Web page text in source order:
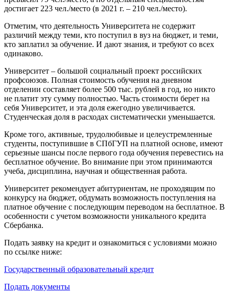
достигает 223 чел./место (в 2021 г. – 210 чел./место).
Отметим, что деятельность Университета не содержит
различий между теми, кто поступил в вуз на бюджет, и теми,
кто заплатил за обучение. И дают знания, и требуют со всех
одинаково.
Университет – большой социальный проект российских
профсоюзов. Полная стоимость обучения на дневном
отделении составляет более 500 тыс. рублей в год, но никто
не платит эту сумму полностью. Часть стоимости берет на
себя Университет, и эта доля ежегодно увеличивается.
Студенческая доля в расходах систематически уменьшается.
Кроме того, активные, трудолюбивые и целеустремленные
студенты, поступившие в СПбГУП на платной основе, имеют
серьезные шансы после первого года обучения перевестись на
бесплатное обучение. Во внимание при этом принимаются
учеба, дисциплина, научная и общественная работа.
Университет рекомендует абитуриентам, не проходящим по
конкурсу на бюджет, обдумать возможность поступления на
платное обучение с последующим переводом на бесплатное. В
особенности с учетом возможности уникального кредита
Сбербанка.
Подать заявку на кредит и ознакомиться с условиями можно
по ссылке ниже:
Государственный образовательный кредит
Подать документы